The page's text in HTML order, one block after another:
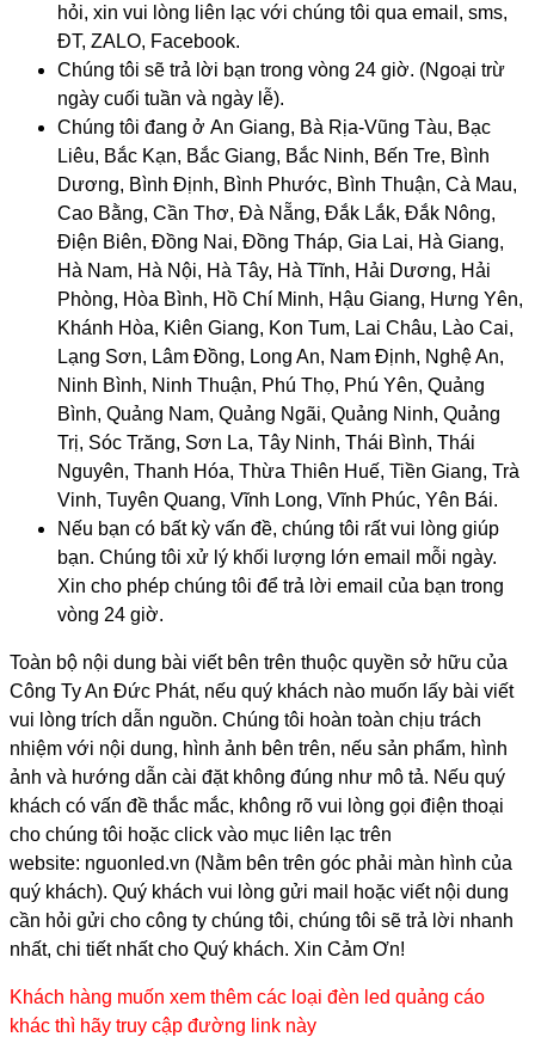
hỏi, xin vui lòng liên lạc với chúng tôi qua email, sms,
ĐT, ZALO, Facebook.
Chúng tôi sẽ trả lời bạn trong vòng 24 giờ. (Ngoại trừ
ngày cuối tuần và ngày lễ).
Chúng tôi đang ở An Giang, Bà Rịa-Vũng Tàu, Bạc
Liêu, Bắc Kạn, Bắc Giang, Bắc Ninh, Bến Tre, Bình
Dương, Bình Định, Bình Phước, Bình Thuận, Cà Mau,
Cao Bằng, Cần Thơ, Đà Nẵng, Đắk Lắk, Đắk Nông,
Điện Biên, Đồng Nai, Đồng Tháp, Gia Lai, Hà Giang,
Hà Nam, Hà Nội, Hà Tây, Hà Tĩnh, Hải Dương, Hải
Phòng, Hòa Bình, Hồ Chí Minh, Hậu Giang, Hưng Yên,
Khánh Hòa, Kiên Giang, Kon Tum, Lai Châu, Lào Cai,
Lạng Sơn, Lâm Đồng, Long An, Nam Định, Nghệ An,
Ninh Bình, Ninh Thuận, Phú Thọ, Phú Yên, Quảng
Bình, Quảng Nam, Quảng Ngãi, Quảng Ninh, Quảng
Trị, Sóc Trăng, Sơn La, Tây Ninh, Thái Bình, Thái
Nguyên, Thanh Hóa, Thừa Thiên Huế, Tiền Giang, Trà
Vinh, Tuyên Quang, Vĩnh Long, Vĩnh Phúc, Yên Bái.
Nếu bạn có bất kỳ vấn đề, chúng tôi rất vui lòng giúp
bạn. Chúng tôi xử lý khối lượng lớn email mỗi ngày.
Xin cho phép chúng tôi để trả lời email của bạn trong
vòng 24 giờ.
Toàn bộ nội dung bài viết bên trên thuộc quyền sở hữu của
Công Ty An Đức Phát, nếu quý khách nào muốn lấy bài viết
vui lòng trích dẫn nguồn. Chúng tôi hoàn toàn chịu trách
nhiệm với nội dung, hình ảnh bên trên, nếu sản phẩm, hình
ảnh và hướng dẫn cài đặt không đúng như mô tả. Nếu quý
khách có vấn đề thắc mắc, không rõ vui lòng gọi điện thoại
cho chúng tôi hoặc click vào mục liên lạc trên
website: nguonled.vn (Nằm bên trên góc phải màn hình của
quý khách). Quý khách vui lòng gửi mail hoặc viết nội dung
cần hỏi gửi cho công ty chúng tôi, chúng tôi sẽ trả lời nhanh
nhất, chi tiết nhất cho Quý khách. Xin Cảm Ơn!
​Khách hàng muốn xem thêm các loại đèn led quảng cáo
khác thì hãy truy cập đường link này